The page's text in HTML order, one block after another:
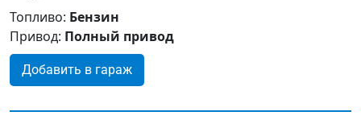
Топливо: Бензин
Привод: Полный привод
Добавить в гараж